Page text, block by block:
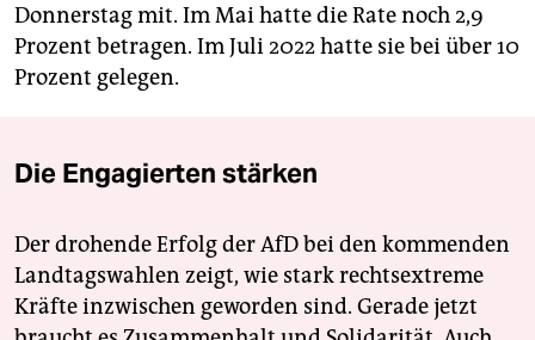
Donnerstag mit. Im Mai hatte die Rate noch 2,9
Prozent betragen. Im Juli 2022 hatte sie bei über 10
Prozent gelegen.
Die Engagierten stärken
Der drohende Erfolg der AfD bei den kommenden
Landtagswahlen zeigt, wie stark rechtsextreme
Kräfte inzwischen geworden sind. Gerade jetzt